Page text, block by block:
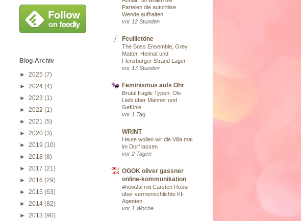
Blog-Archiv
► 2025 (7)
► 2024 (4)
► 2023 (1)
► 2022 (1)
► 2021 (5)
► 2020 (3)
► 2019 (10)
► 2018 (8)
► 2017 (21)
► 2016 (29)
► 2015 (63)
► 2014 (82)
► 2013 (90)
Parteien die autoritäre
Wende aufhalten
vor 12 Stunden
Feuilletöne
The Boss Ensemble, Grey
Matter, Heimat und
Flensburger Strand Lager
vor 17 Stunden
Feminismus aufs Ohr
Brutal fragile Typen: Ole
Liebl über Männer und
Gefühle
vor 1 Tag
WRINT
Heute wollen wir die Villa mal
im Dorf lassen
vor 2 Tagen
OGOK oliver gassner
online-kommunikation
#how2ai mit Carsten Rossi
über vermenschlichte KI-
Agenten
vor 1 Woche